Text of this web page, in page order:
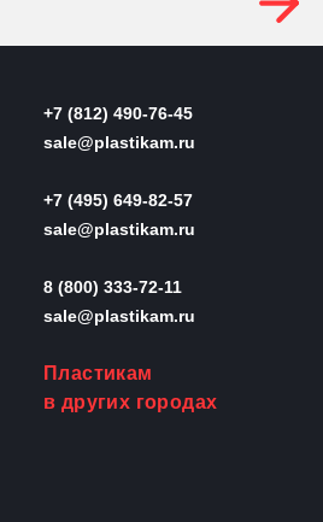
+7 (812) 490-76-45
sale@plastikam.ru
+7 (495) 649-82-57
sale@plastikam.ru
8 (800) 333-72-11
sale@plastikam.ru
Пластикам
в других городах